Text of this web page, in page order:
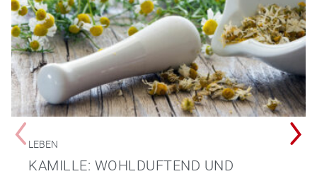
LEBEN
KAMILLE: WOHLDUFTEND UND